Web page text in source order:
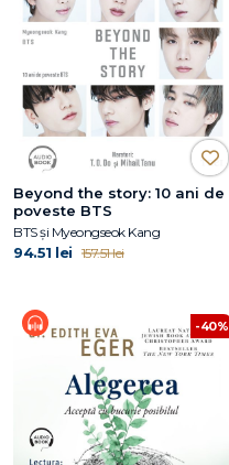
Beyond the story: 10 ani de
poveste BTS
BTS și Myeongseok Kang
94.51 lei 157.51 lei
-40%